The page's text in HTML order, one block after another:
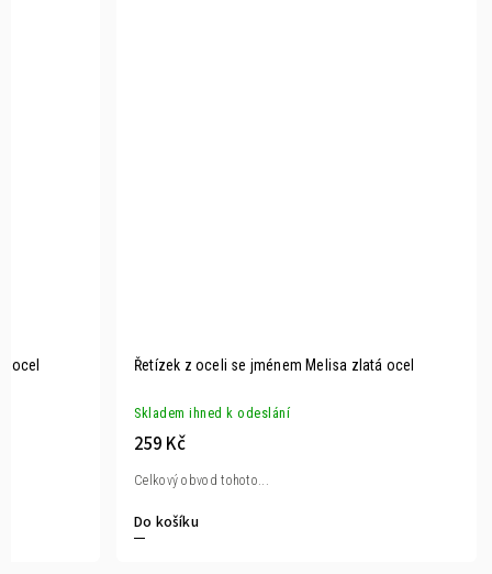
ocel Řetízek z oceli se jménem Melisa zlatá ocel
Skladem ihned k odeslání
259 Kč
Do košíku
Celkový obvod tohoto...